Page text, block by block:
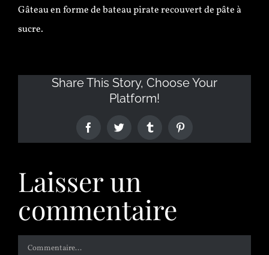
Gâteau en forme de bateau pirate recouvert de pâte à
sucre.
Share This Story, Choose Your
Platform!
Laisser un
commentaire